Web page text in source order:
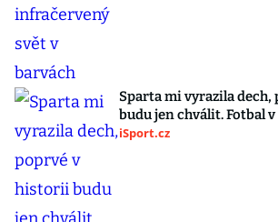
Sparta mi vyrazila
budu jen chválit. Fotbal
iSport.cz